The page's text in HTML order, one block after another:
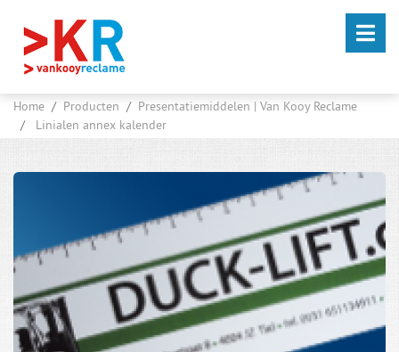
Home Producten
Presentatiemiddelen | Van Kooy Reclame
Linialen annex kalender